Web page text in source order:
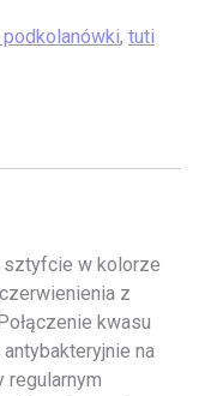
, tuti
sztyfcie w kolorze
z
kwasu
na
regularnym